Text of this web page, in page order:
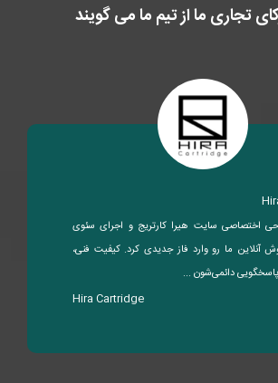
تجاری ما از تیم ما می گویند
اختصاصی سایت هیرا کارتریج و اجرای سئوی
آنلاین ما رو وارد فاز جدیدی کرد. کیفیت فنی،
دائمی‌شون ...
Hira Cartridge